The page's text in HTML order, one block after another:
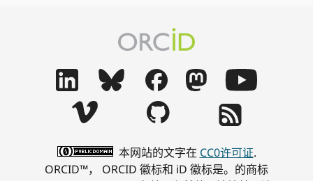
本网站的文字在 CC0许可证.
ORCID™， ORCID 徽标和 iD 徽标是。的商标